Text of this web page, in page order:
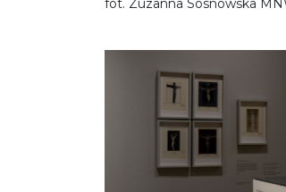
fot. Zuzanna Sosnowska